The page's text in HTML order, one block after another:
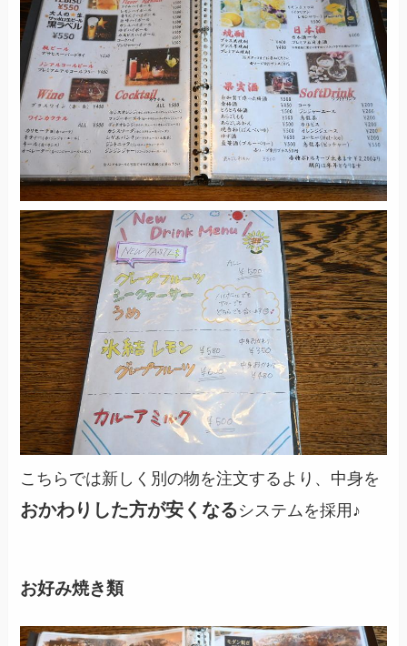
こちらでは新しく別の物を注文するより、中身を
おかわりした方が安くなる システムを採用♪
お好み焼き類